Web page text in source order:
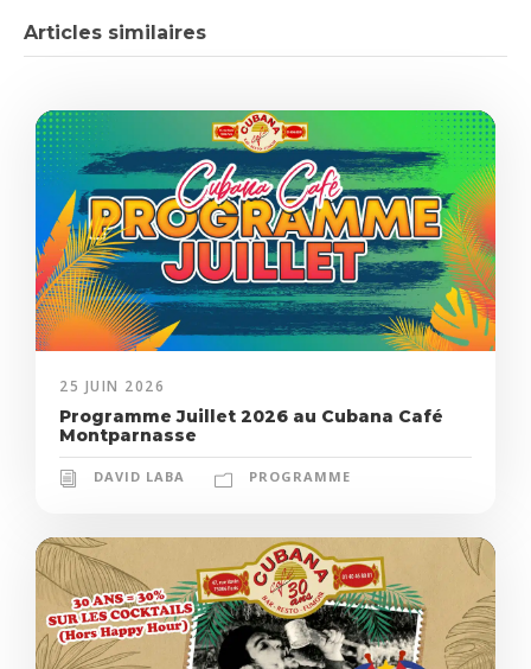
Articles similaires
25 JUIN 2026
Programme Juillet 2026 au Cubana Café
Montparnasse
DAVID LABA PROGRAMME